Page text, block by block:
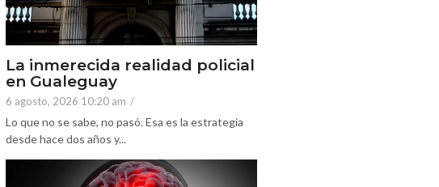
La inmerecida realidad policial
en Gualeguay
6 agosto, 2026 10:20 am /
Lo que no se sabe, no pasó. Esa es la estrategia
desde hace dos años y...